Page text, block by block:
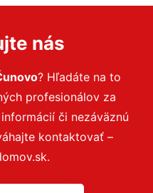
nás
? Hľadáte na to
profesionálov za
či nezáväznú
kontaktovať –